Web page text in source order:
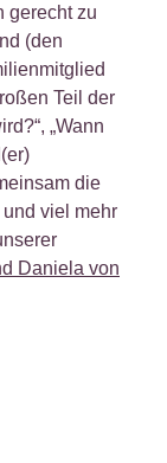
gerecht zu
(den
Teil der
„Wann
die
viel mehr
Daniela von